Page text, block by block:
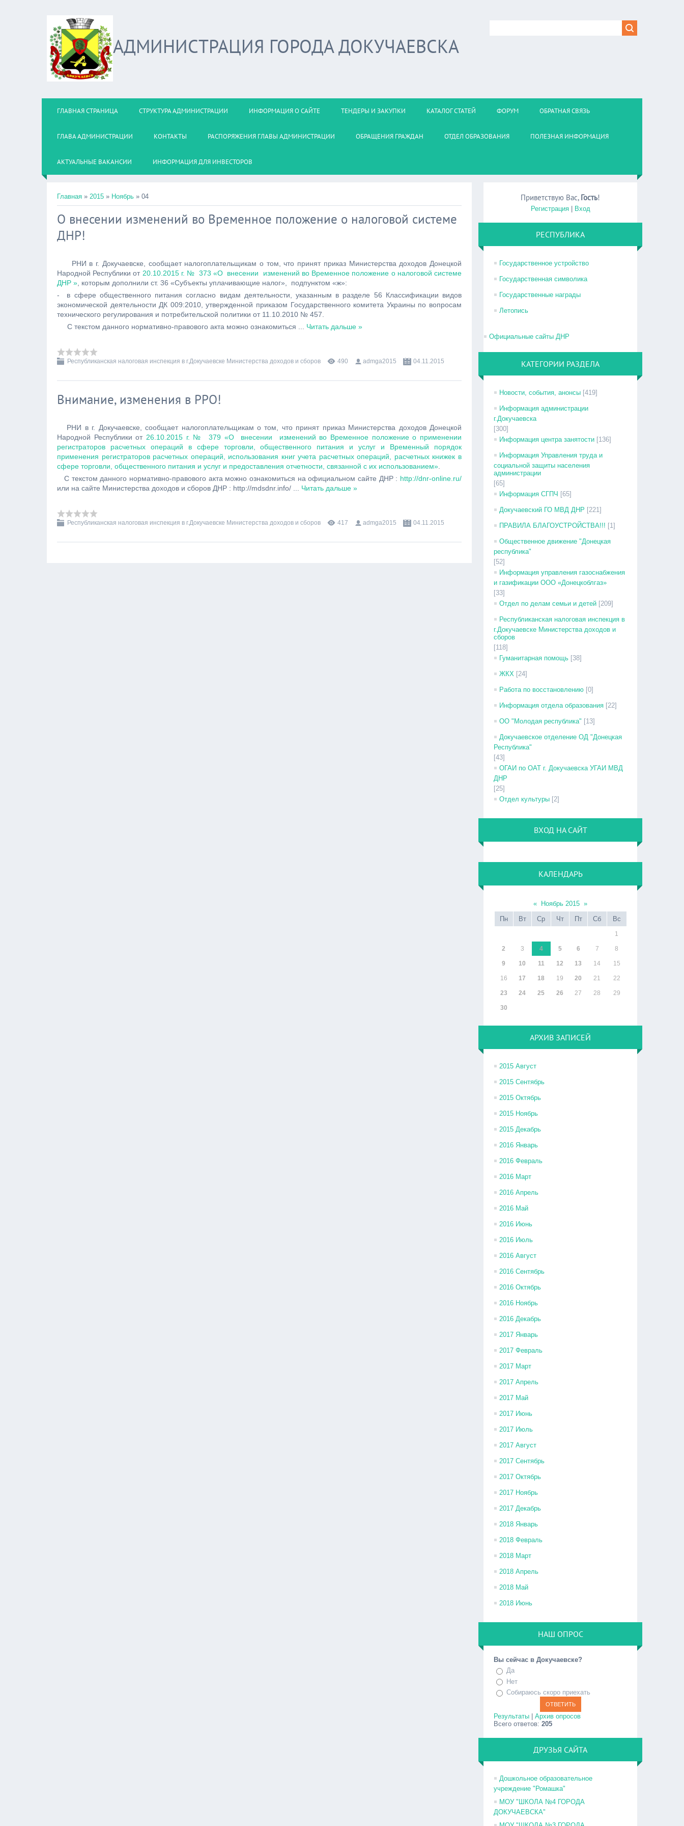
АДМИНИСТРАЦИЯ ГОРОДА ДОКУЧАЕВСКА
ГЛАВНАЯ СТРАНИЦА СТРУКТУРА АДМИНИСТРАЦИИ ИНФОРМАЦИЯ О САЙТЕ ТЕНДЕРЫ И ЗАКУПКИ КАТАЛОГ СТАТЕЙ ФОРУМ ОБРАТНАЯ СВЯЗЬ
ГЛАВА АДМИНИСТРАЦИИ КОНТАКТЫ РАСПОРЯЖЕНИЯ ГЛАВЫ АДМИНИСТРАЦИИ ОБРАЩЕНИЯ ГРАЖДАН ОТДЕЛ ОБРАЗОВАНИЯ ПОЛЕЗНАЯ ИНФОРМАЦИЯ
АКТУАЛЬНЫЕ ВАКАНСИИ ИНФОРМАЦИЯ ДЛЯ ИНВЕСТОРОВ
Главная » 2015 » Ноябрь » 04
О внесении изменений во Временное положение о налоговой системе
ДНР!
РНИ в г. Докучаевске, сообщает налогоплательщикам о том, что принят приказ Министерства доходов Донецкой
Народной Республики от 20.10.2015 г. № 373 «О внесении изменений во Временное положение о налоговой системе
ДНР » , которым дополнили ст. 36 «Субъекты уплачивающие налог», подпунктом «ж»:
- в сфере общественного питания согласно видам деятельности, указанным в разделе 56 Классификации видов
экономической деятельности ДК 009:2010, утвержденной приказом Государственного комитета Украины по вопросам
технического регулирования и потребительской политики от 11.10.2010 № 457.
С текстом данного нормативно-правового акта можно ознакомиться
Читать дальше »
Республиканская налоговая инспекция в г.Докучаевске Министерства доходов и сборов 490 admga2015 04.11.2015
Внимание, изменения в РРО!
РНИ в г. Докучаевске, сообщает налогоплательщикам о том, что принят приказ Министерства доходов Донецкой
Народной Республики от 26.10.2015 г. № 379 «О внесении изменений во Временное положение о применении
регистраторов расчетных операций в сфере торговли, общественного питания и услуг и Временный порядок
применения регистраторов расчетных операций, использования книг учета расчетных операций, расчетных книжек в
сфере торговли, общественного питания и услуг и предоставления отчетности, связанной с их использованием»
С текстом данного нормативно-правового акта можно ознакомиться на официальном сайте ДНР : http://dnr-online.ru/
или на сайте Министерства доходов и сборов ДНР : http://mdsdnr.info/
Читать дальше »
Республиканская налоговая инспекция в г.Докучаевске Министерства доходов и сборов 417 admga2015 04.11.2015
Приветствую Вас, Гость!
Регистрация| Вход
РЕСПУБЛИКА
Государственное устройство
Государственная символика
Государственные награды
Летопись
Официальные сайты ДНР
КАТЕГОРИИ РАЗДЕЛА
Новости, события, анонсы [419]
Информация администрации
г.Докучаевска
[300]
Информация центра занятости [136]
Информация Управления труда и
социальной защиты населения
администрации
[65]
Информация СГПЧ [65]
Докучаевский ГО МВД ДНР [221]
ПРАВИЛА БЛАГОУСТРОЙСТВА!!! [1]
Общественное движение "Донецкая
республика"
[52]
Информация управления газоснабжения
и газификации ООО «Донецкоблгаз»
[33]
Отдел по делам семьи и детей [209]
Республиканская налоговая инспекция в
г.Докучаевске Министерства доходов и
сборов
[118]
Гуманитарная помощь [38]
ЖКХ [24]
Работа по восстановлению [0]
Информация отдела образования [22]
ОО "Молодая республика" [13]
Докучаевское отделение ОД "Донецкая
Республика"
[43]
ОГАИ по ОАТ г. Докучаевска УГАИ МВД
ДНР
[25]
Отдел культуры [2]
ВХОД НА САЙТ
КАЛЕНДАРЬ
« Ноябрь 2015 »
Пн
Вт Ср Чт Пт Сб Вс
1
2 3 4 5 6 7 8
9 10 11 12 13 14 15
16 17 18 19 20 21 22
23 24 25 26 27 28 29
30
АРХИВ ЗАПИСЕЙ
2015 Август
2015 Сентябрь
2015 Октябрь
2015 Ноябрь
2015 Декабрь
2016 Январь
2016 Февраль
2016 Март
2016 Апрель
2016 Май
2016 Июнь
2016 Июль
2016 Август
2016 Сентябрь
2016 Октябрь
2016 Ноябрь
2016 Декабрь
2017 Январь
2017 Февраль
2017 Март
2017 Апрель
2017 Май
2017 Июнь
2017 Июль
2017 Август
2017 Сентябрь
2017 Октябрь
2017 Ноябрь
2017 Декабрь
2018 Январь
2018 Февраль
2018 Март
2018 Апрель
2018 Май
2018 Июнь
НАШ ОПРОС
Вы сейчас в Докучаевске?
Да
Нет
Собираюсь скоро приехать
Результаты |Архив опросов
Всего ответов:205
ДРУЗЬЯ САЙТА
Дошкольное образовательное
учреждение "Ромашка"
МОУ "ШКОЛА №4 ГОРОДА
ДОКУЧАЕВСКА"